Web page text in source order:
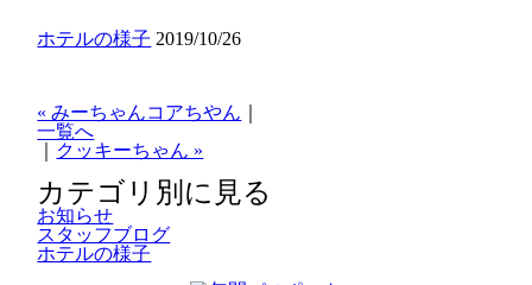
ホテルの様子 2019/10/26
« みーちゃんコアちやん
一覧へ
クッキーちゃん »
カテゴリ別に見る
お知らせ
スタッフブログ
ホテルの様子